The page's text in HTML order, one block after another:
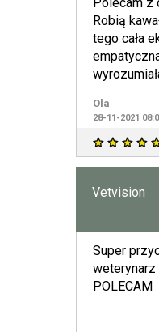
Robią
tego cała
stwierdzi
Ola
28-11-2021
Vetvision
Super
weterynarz
POLECAM